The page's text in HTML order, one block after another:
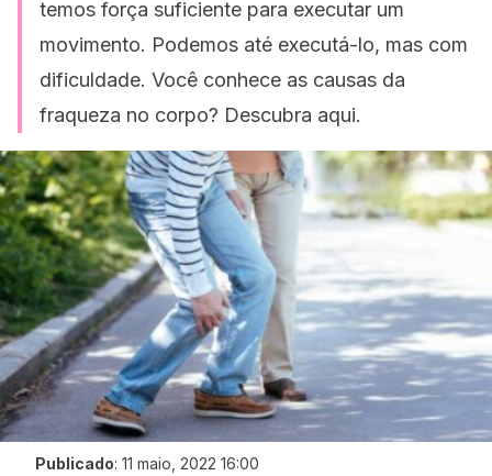
temos força suficiente para executar um
movimento. Podemos até executá-lo, mas com
dificuldade. Você conhece as causas da
fraqueza no corpo? Descubra aqui.
Publicado: 11 maio, 2022 16:00